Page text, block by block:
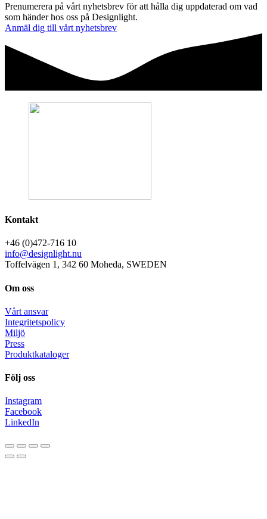
Prenumerera på vårt nyhetsbrev för att hålla dig uppdaterad om vad
som händer hos oss på Designlight.
Anmäl dig till vårt nyhetsbrev
Kontakt
+46 (0)472-716 10
info@designlight.nu
Toffelvägen 1, 342 60 Moheda, SWEDEN
Om oss
Vårt ansvar
Integritetspolicy
Miljö
Press
Produktkataloger
Följ oss
Instagram
Facebook
LinkedIn